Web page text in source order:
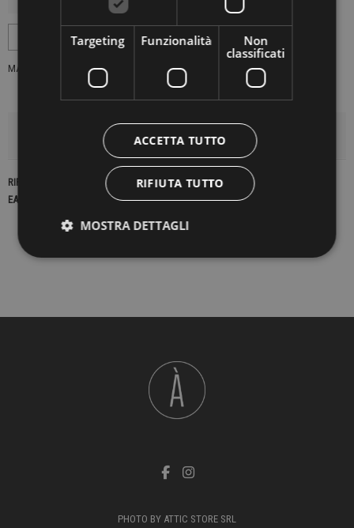
MARCA: HENRIK VIBSKOV
DETTAGLI DEL PRODOTTO
RIFERIMENTO
EAN13
PHOTO BY ATTIC STORE SRL
Targeting Funzionalità
Non
classificati
ACCETTA TUTTO
RIFIUTA TUTTO
MOSTRA DETTAGLI